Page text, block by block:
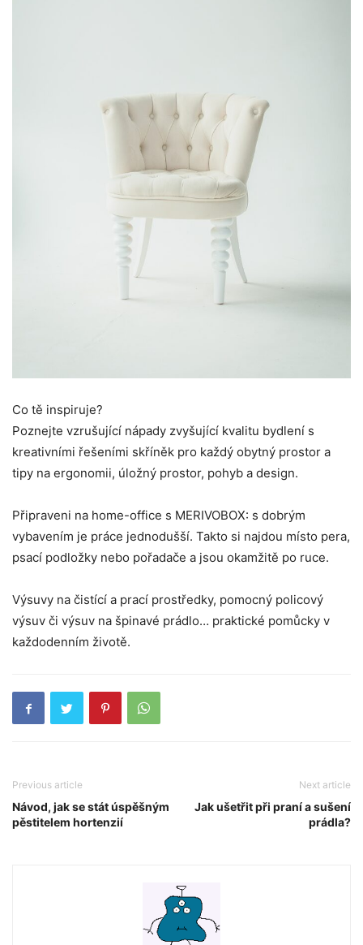
Co tě inspiruje?
Poznejte vzrušující nápady zvyšující kvalitu bydlení s
kreativními řešeními skříněk pro každý obytný prostor a
tipy na ergonomii, úložný prostor, pohyb a design.
Připraveni na home-office s MERIVOBOX: s dobrým
vybavením je práce jednodušší. Takto si najdou místo pera,
psací podložky nebo pořadače a jsou okamžitě po ruce.
Výsuvy na čistící a prací prostředky, pomocný policový
výsuv či výsuv na špinavé prádlo… praktické pomůcky v
každodenním životě.
Previous article
Návod, jak se stát úspěšným
pěstitelem hortenzií
Next article
Jak ušetřit při praní a sušení
prádla?